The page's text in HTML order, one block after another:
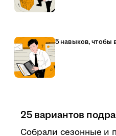
5 навыков, чтобы
25 вариантов
Собрали сезонные и